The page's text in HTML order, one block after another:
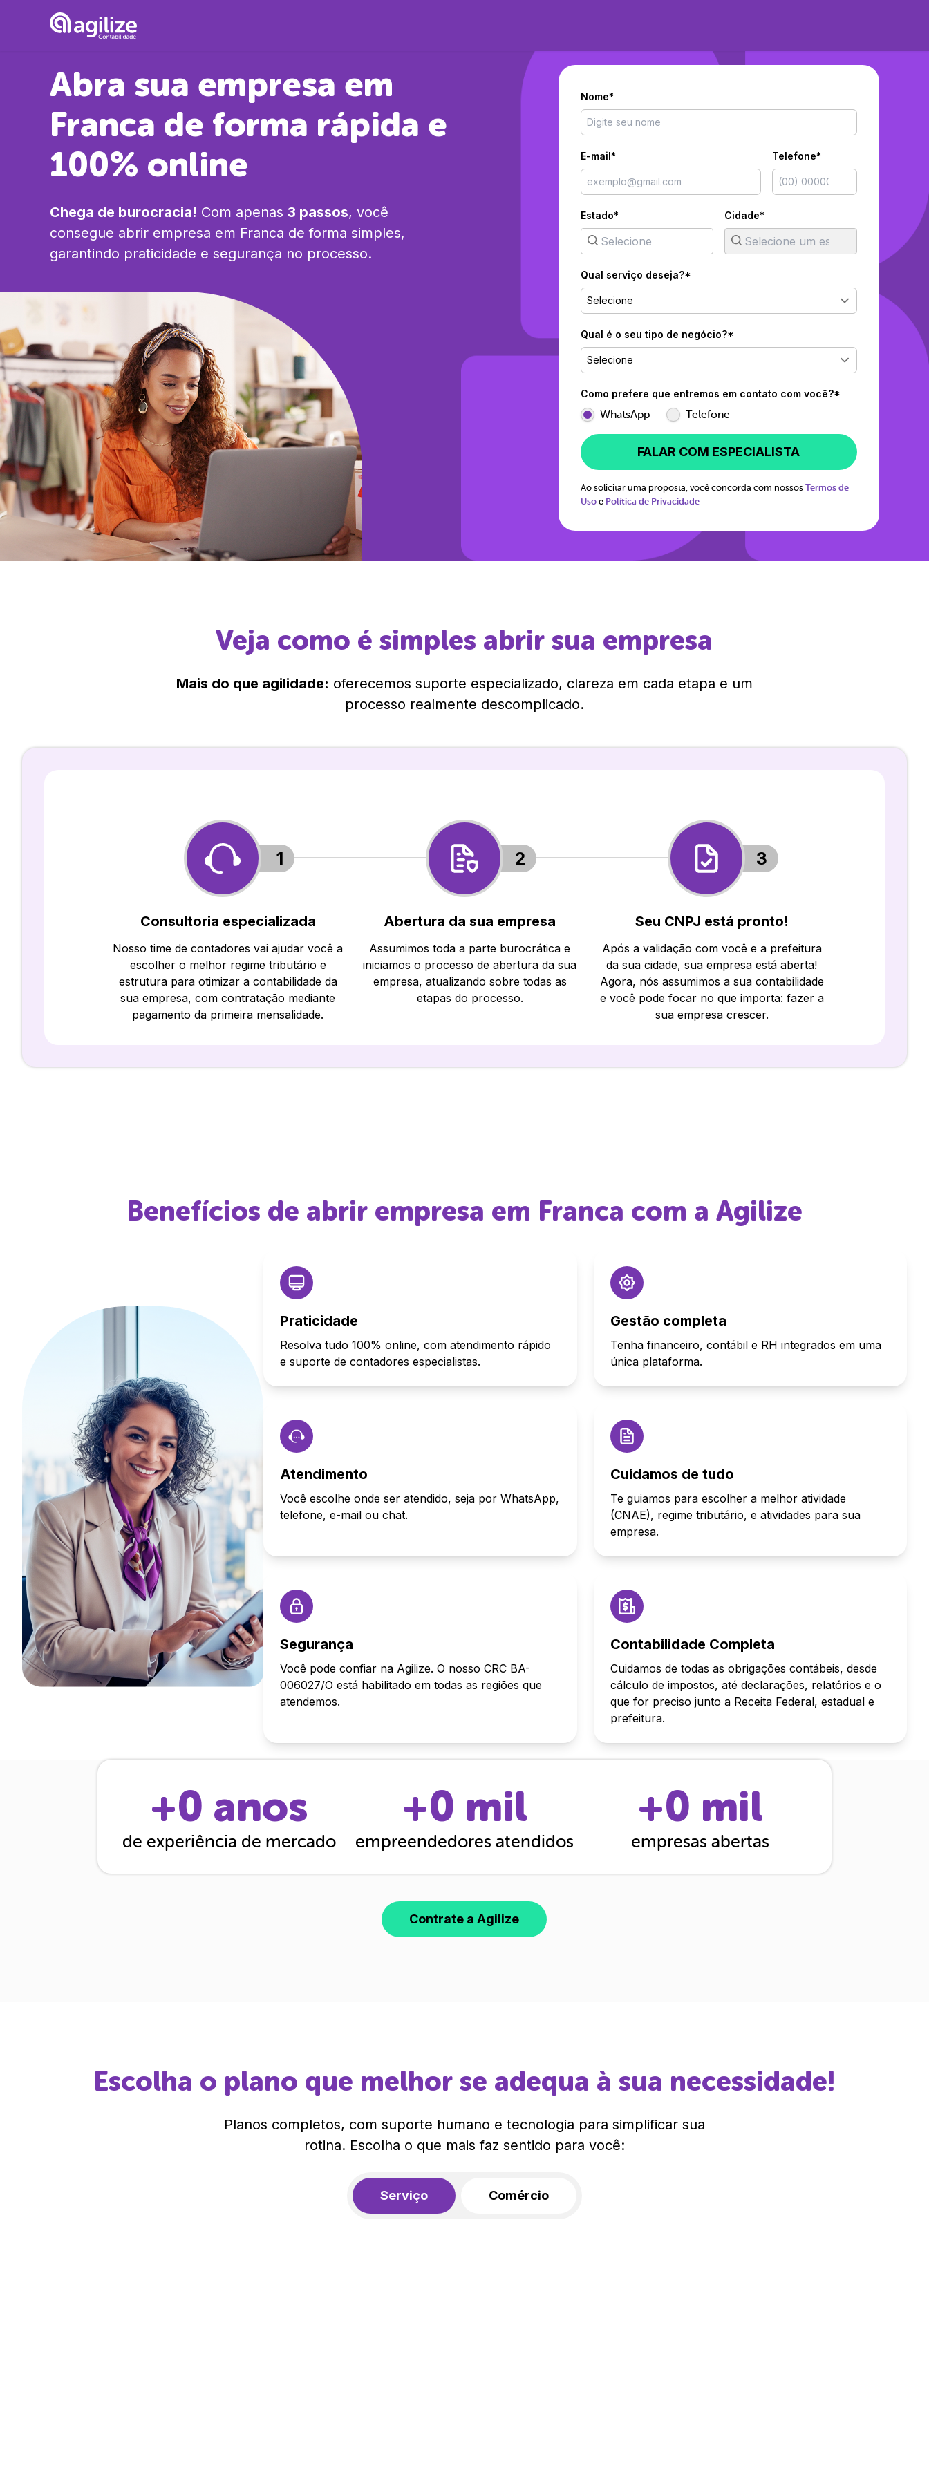
Abra sua empresa em
Franca de forma rápida e
100% online
Chega de burocracia! Com apenas 3 passos, você
consegue abrir empresa em Franca de forma simples,
garantindo praticidade e segurança no processo.
Nome*
E-mail* Telefone*
Estado* Cidade*
Qual serviço deseja?*
Selecione
Qual é o seu tipo de negócio?*
Selecione
Como prefere que entremos em contato com você?*
WhatsApp Telefone
FALAR COM ESPECIALISTA
Ao solicitar uma proposta, você concorda com nossos Termos de
Uso e Política de Privacidade
Veja como é simples abrir sua empresa
Mais do que agilidade: oferecemos suporte especializado, clareza em cada etapa e um
processo realmente descomplicado.
1
Consultoria especializada
Nosso time de contadores vai ajudar você a
escolher o melhor regime tributário e
estrutura para otimizar a contabilidade da
sua empresa, com contratação mediante
pagamento da primeira mensalidade.
2
Abertura da sua empresa
Assumimos toda a parte burocrática e
iniciamos o processo de abertura da sua
empresa, atualizando sobre todas as
etapas do processo.
3
Seu CNPJ está pronto!
Após a validação com você e a prefeitura
da sua cidade, sua empresa está aberta!
Agora, nós assumimos a sua contabilidade
e você pode focar no que importa: fazer a
sua empresa crescer.
Benefícios de abrir empresa em Franca com a Agilize
Praticidade
Resolva tudo 100% online, com atendimento rápido
e suporte de contadores especialistas.
Gestão completa
Tenha financeiro, contábil e RH integrados em uma
única plataforma.
Atendimento
Você escolhe onde ser atendido, seja por WhatsApp,
telefone, e-mail ou chat.
Cuidamos de tudo
Te guiamos para escolher a melhor atividade
(CNAE), regime tributário, e atividades para sua
empresa.
Segurança
Você pode confiar na Agilize. O nosso CRC BA-
006027/O está habilitado em todas as regiões que
atendemos.
Contabilidade Completa
Cuidamos de todas as obrigações contábeis, desde
cálculo de impostos, até declarações, relatórios e o
que for preciso junto a Receita Federal, estadual e
prefeitura.
+0 anos
de experiência de mercado
+0 mil
empreendedores atendidos
+0 mil
empresas abertas
Contrate a Agilize
Escolha o plano que melhor se adequa à sua necessidade!
Planos completos, com suporte humano e tecnologia para simplificar sua
rotina. Escolha o que mais faz sentido para você:
Serviço Comércio